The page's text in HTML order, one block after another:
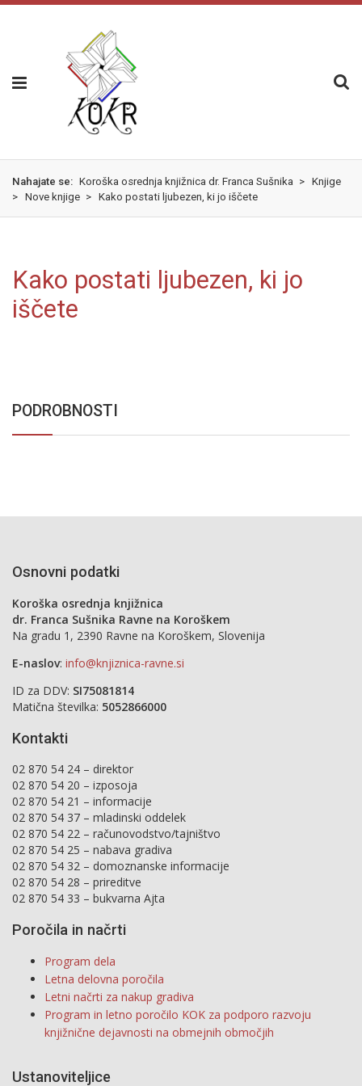
Skok
izjava
Nahajate se: Koroška osrednja knjižnica dr. Franca Sušnika > Knjige
> Nove knjige > Kako postati ljubezen, ki jo iščete
Kako postati ljubezen, ki jo
iščete
PODROBNOSTI
Osnovni podatki
Koroška osrednja knjižnica
dr. Franca Sušnika Ravne na Koroškem
Na gradu 1, 2390 Ravne na Koroškem, Slovenija
E-naslov: info@knjiznica-ravne.si
ID za DDV: SI75081814
Matična številka: 5052866000
Kontakti
02 870 54 24 – direktor
02 870 54 20 – izposoja
02 870 54 21 – informacije
02 870 54 37 – mladinski oddelek
02 870 54 22 – računovodstvo/tajništvo
02 870 54 25 – nabava gradiva
02 870 54 32 – domoznanske informacije
02 870 54 28 – prireditve
02 870 54 33 – bukvarna Ajta
Poročila in načrti
Program dela
Letna delovna poročila
Letni načrti za nakup gradiva
Program in letno poročilo KOK za podporo razvoju
knjižnične dejavnosti na obmejnih območjih
Ustanoviteljice